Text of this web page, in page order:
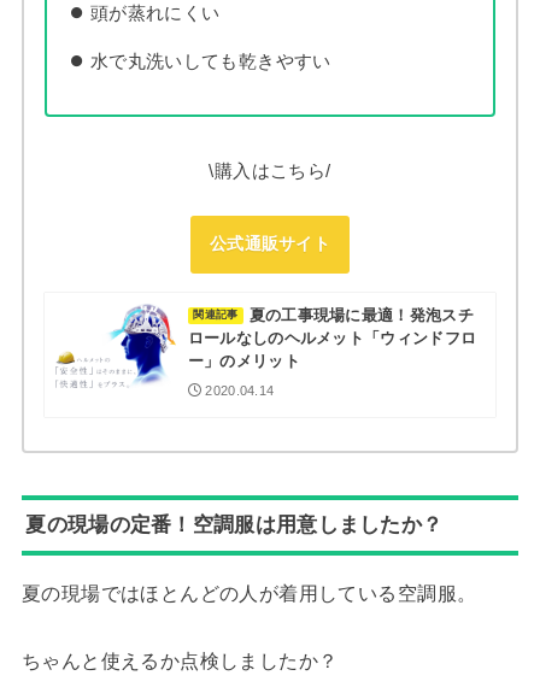
頭が蒸れにくい
水で丸洗いしても乾きやすい
\購入はこちら/
公式通販サイト
関連記事
夏の工事現場に最適！発泡スチ
ロールなしのヘルメット「ウィンドフロ
ー」のメリット
2020.04.14
夏の現場の定番！空調服は用意しましたか？
夏の現場ではほとんどの人が着用している空調服。
ちゃんと使えるか点検しましたか？